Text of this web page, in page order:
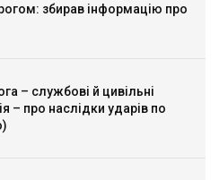
збирав інформацію про
– службові й цивільні
– про наслідки ударів по